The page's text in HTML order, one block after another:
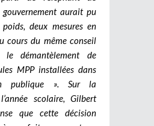
aurait pu
deux mesures en
cours du même conseil
le démantèlement de
MPP installées dans
publique ». Sur la
scolaire, Gilbert
que cette décision